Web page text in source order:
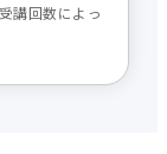
講回数によっ